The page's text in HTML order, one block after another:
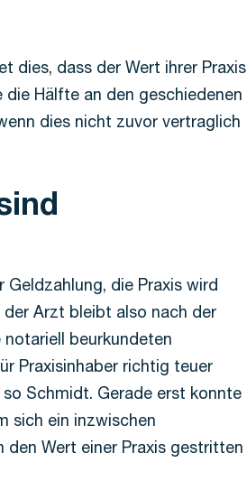
dies, dass der Wert ihrer Praxis
Hälfte an den geschiedenen
dies nicht zuvor vertraglich
Geldzahlung, die Praxis wird
Arzt bleibt also nach der
notariell beurkundeten
Praxisinhaber richtig teuer
Schmidt. Gerade erst konnte
sich ein inzwischen
den Wert einer Praxis gestritten